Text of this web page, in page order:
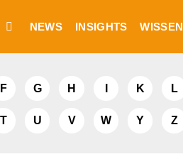
NEWS INSIGHTS WISSEN
F G H K L
T U V W Y Z